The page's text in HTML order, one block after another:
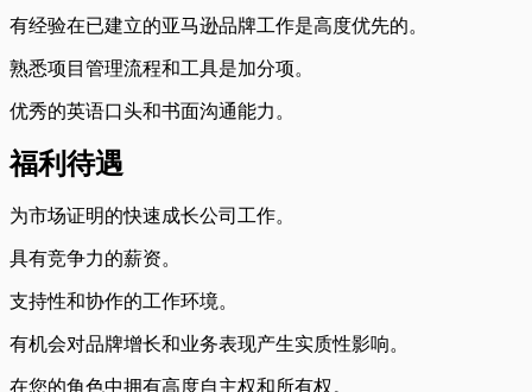
有经验在已建立的亚马逊品牌工作是高度优先的。
熟悉项目管理流程和工具是加分项。
优秀的英语口头和书面沟通能力。
福利待遇
为市场证明的快速成长公司工作。
具有竞争力的薪资。
支持性和协作的工作环境。
有机会对品牌增长和业务表现产生实质性影响。
在您的角色中拥有高度自主权和所有权。